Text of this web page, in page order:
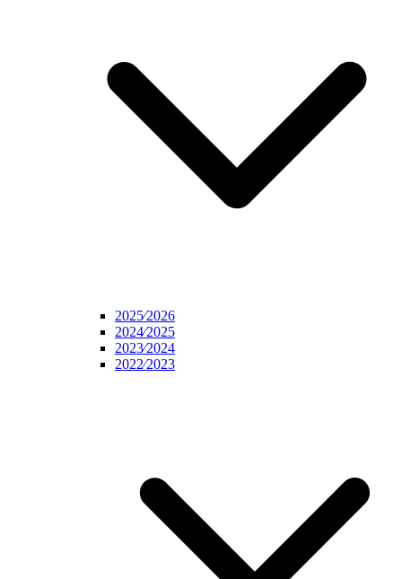
2025⁄2026
2024⁄2025
2023⁄2024
2022⁄2023